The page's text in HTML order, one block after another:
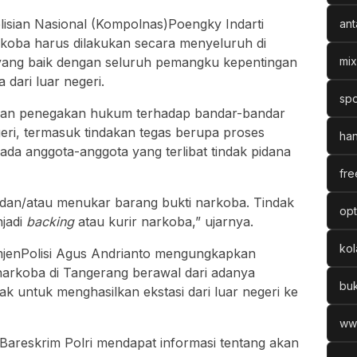
Nasional (Kompolnas)Poengky Indarti
harus dilakukan secara menyeluruh di
baik dengan seluruh pemangku kepentingan
dari luar negeri.
penegakan hukum terhadap bandar-bandar
termasuk tindakan tegas berupa proses
anggota-anggota yang terlibat tindak pidana
atau menukar barang bukti narkoba. Tindak
backingatau kurir narkoba,” ujarnya.
Agus Andrianto mengungkapkan
di Tangerang berawal dari adanya
untuk menghasilkan ekstasi dari luar negeri ke
Polri mendapat informasi tentang akan